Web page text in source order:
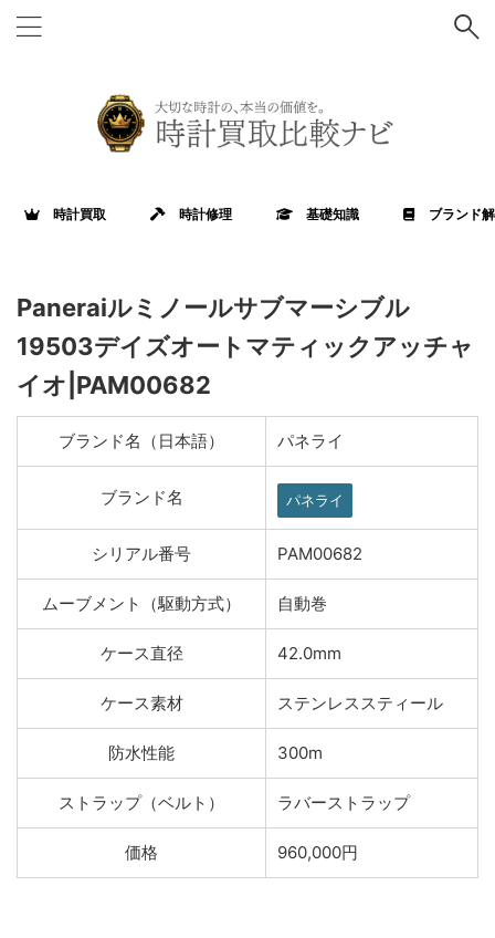
時計買取 時計修理 基礎知識 ブランド
Paneraiルミノールサブマーシブル
19503デイズオートマティックアッチャ
イオ|PAM00682
ブランド名（日本語） パネライ
ブランド名 パネライ
シリアル番号 PAM00682
ムーブメント（駆動方式） 自動巻
ケース直径 42.0mm
ケース素材 ステンレススティール
防水性能 300m
ストラップ（ベルト） ラバーストラップ
価格 960,000円